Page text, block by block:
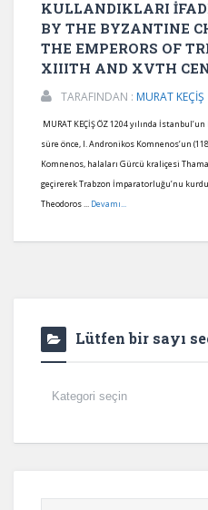
KULLANDIKLARI
BY THE BYZANTINE
THE EMPERORS OF
XIIITH AND XVTH
TARAFINDAN : MURAT KEÇİŞ
MURAT KEÇİŞ ÖZ 1204 yılında
süre önce, I. Andronikos Komnenos’un
Komnenos, halaları Gürcü kraliçesi
geçirerek Trabzon İmparatorluğu’nu
Theodoros ... Devamı...
Lütfen bir sayı
Lütfen